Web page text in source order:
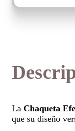
La Chaqueta
que su diseño